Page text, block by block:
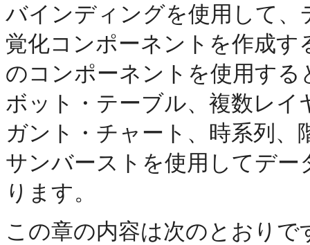
バインディングを使用して
覚化コンポーネントを作成
のコンポーネントを使用す
ボット・テーブル、複数レ
ガント・チャート、時系列
サンバーストを使用してデ
ります。
この章の内容は次のとおりで